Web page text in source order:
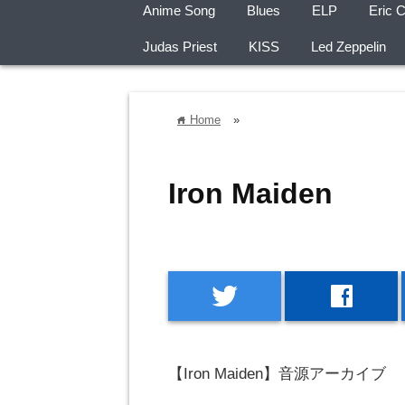
Anime Song Blues ELP Eric
Judas Priest KISS Led Zeppelin
home Home »
Iron Maiden
twitter facebook
【Iron Maiden】音源アーカイブ